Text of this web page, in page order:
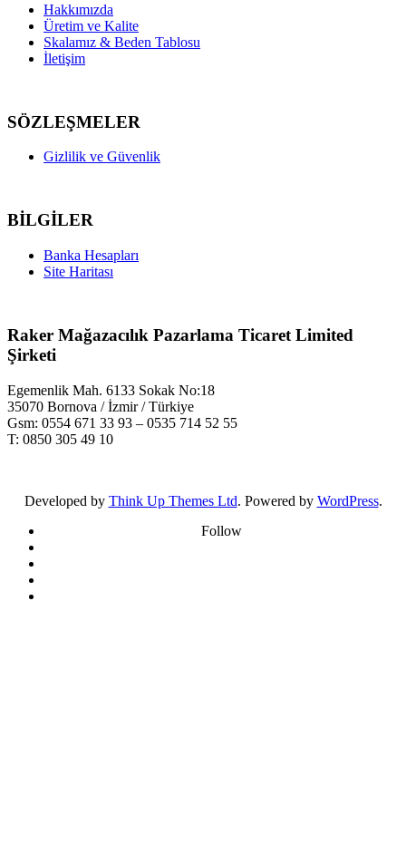
Hakkımızda
Üretim ve Kalite
Skalamız & Beden Tablosu
İletişim
SÖZLEŞMELER
Gizlilik ve Güvenlik
BİLGİLER
Banka Hesapları
Site Haritası
Raker Mağazacılık Pazarlama Ticaret Limited
Şirketi
Egemenlik Mah. 6133 Sokak No:18
35070 Bornova / İzmir / Türkiye
Gsm: 0554 671 33 93 – 0535 714 52 55
T: 0850 305 49 10
Developed by Think Up Themes Ltd. Powered by WordPress.
Follow